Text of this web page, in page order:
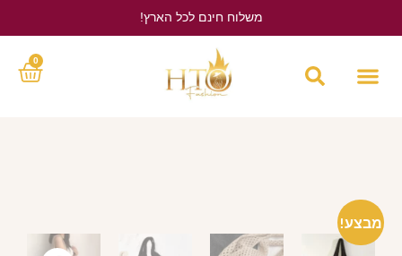
משלוח חינם לכל הארץ!
0
מבצע!